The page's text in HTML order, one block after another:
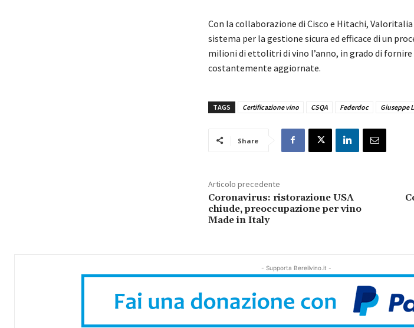
Con la collaborazione di Cisco e Hitachi,
sistema per la gestione sicura ed efficace di un
milioni di ettolitri di vino l’anno, in grado di
costantemente aggiornate.
TAGS Certificazione vino CSQA Federdoc Giuseppe
Share
Articolo precedente
Coronavirus: ristorazione USA
chiude, preoccupazione per vino
Made in Italy
- Supporta Bereilvino.it -